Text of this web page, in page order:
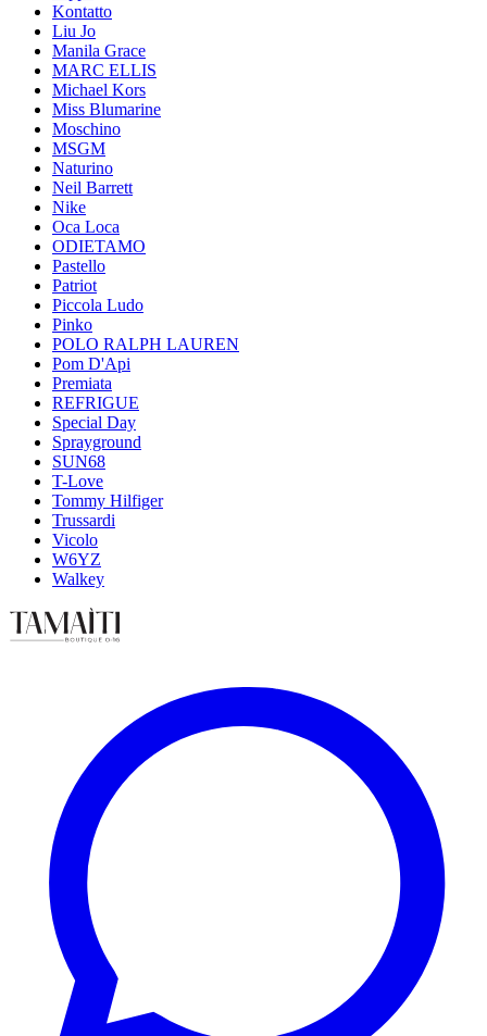
Kontatto
Liu Jo
Manila Grace
MARC ELLIS
Michael Kors
Miss Blumarine
Moschino
MSGM
Naturino
Neil Barrett
Nike
Oca Loca
ODIETAMO
Pastello
Patriot
Piccola Ludo
Pinko
POLO RALPH LAUREN
Pom D'Api
Premiata
REFRIGUE
Special Day
Sprayground
SUN68
T-Love
Tommy Hilfiger
Trussardi
Vicolo
W6YZ
Walkey